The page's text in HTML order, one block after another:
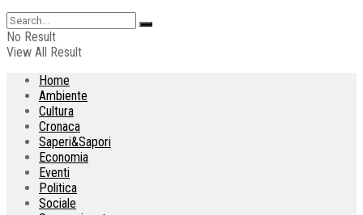
No Result
View All Result
Home
Ambiente
Cultura
Cronaca
Saperi&Sapori
Economia
Eventi
Politica
Sociale